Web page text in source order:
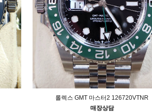
롤렉스 GMT 마스터2 126720VTNR
매장상담